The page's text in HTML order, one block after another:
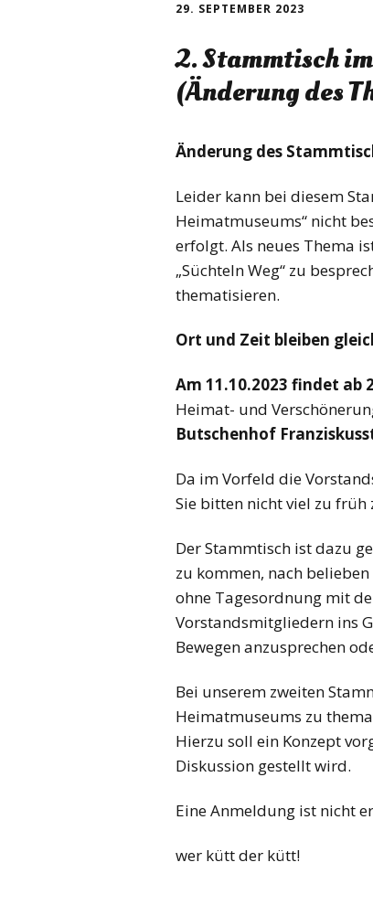
29. SEPTEMBER 2023
2. Stammtisch
(Änderung des
Änderung des
Leider kann bei diesem
Heimatmuseums“ nicht
erfolgt. Als neues Thema
„Süchteln Weg“ zu
thematisieren.
Ort und Zeit bleiben
Am 11.10.2023 findet ab
Heimat- und
Butschenhof
Da im Vorfeld die
Sie bitten nicht viel zu früh
Der Stammtisch ist dazu
zu kommen, nach
ohne Tagesordnung mit
Vorstandsmitgliedern ins
Bewegen anzusprechen
Bei unserem zweiten
Heimatmuseums zu
Hierzu soll ein Konzept
Diskussion gestellt wird.
Eine Anmeldung ist nicht
wer kütt der kütt!